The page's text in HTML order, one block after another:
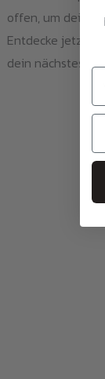
offen, um deine
Entdecke jetzt die
dein nächstes